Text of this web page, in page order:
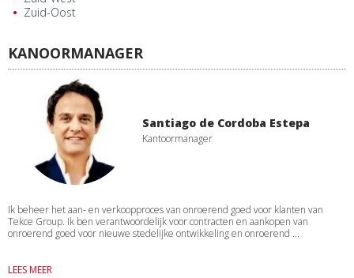
Zuid-Oost
KANOORMANAGER
Santiago de Cordoba Estepa
Kantoormanager
Ik beheer het aan- en verkoopproces van onroerend goed voor klanten van
Tekce Group. Ik ben verantwoordelijk voor contracten en aankopen van
onroerend goed voor nieuwe stedelijke ontwikkeling en onroerend ...
LEES MEER